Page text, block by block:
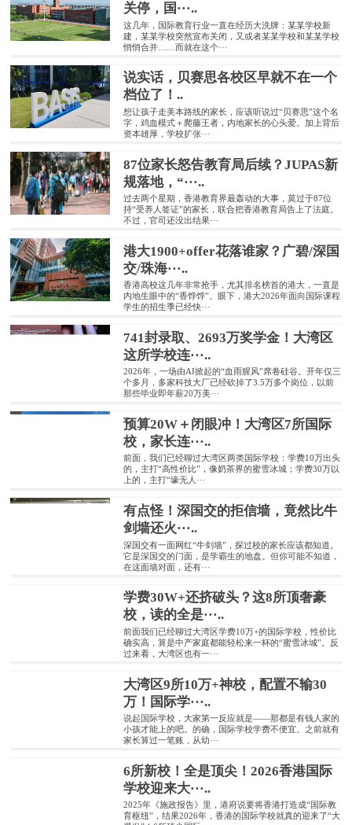
关停，国···..
这几年，国际教育行业一直在经历大洗牌：某某学校新
建，某某学校突然宣布关闭，又或者某某学校和某某学校
悄悄合并……而就在这个···
说实话，贝赛思各校区早就不在一个
档位了！..
想让孩子走美本路线的家长，应该听说过“贝赛思”这个名
字，鸡血模式＋爬藤王者，内地家长的心头爱。加上背后
资本雄厚，学校扩张···
87位家长怒告教育局后续？JUPAS新
规落地，“···..
过去两个星期，香港教育界最轰动的大事，莫过于87位
持“受养人签证”的家长，联合把香港教育局告上了法庭。
不过，官司还没出结果···
港大1900+offer花落谁家？广碧/深国
交/珠海···..
香港高校这几年非常抢手，尤其排名榜首的港大，一直是
内地生眼中的“香饽饽”。眼下，港大2026年面向国际课程
学生的招生季已经快···
741封录取、2693万奖学金！大湾区
这所学校连···..
2026年，一场由AI掀起的“血雨腥风”席卷硅谷。开年仅三
个多月，多家科技大厂已经砍掉了3.5万多个岗位，以前
那些毕业即年薪20万美···
预算20W＋闭眼冲！大湾区7所国际
校，家长连···..
前面，我们已经聊过大湾区两类国际学校：学费10万出头
的，主打“高性价比”，像奶茶界的蜜雪冰城；学费30万以
上的，主打“壕无人···
有点怪！深国交的拒信墙，竟然比牛
剑墙还火···..
深国交有一面网红“牛剑墙”，探过校的家长应该都知道。
它是深国交的门面，是学霸生的地盘。但你可能不知道，
在这面墙对面，还有···
学费30W+还挤破头？这8所顶奢豪
校，读的全是···..
前面我们已经聊过大湾区学费10万+的国际学校，性价比
确实高，算是中产家庭都能轻松来一杯的“蜜雪冰城”。反
过来看，大湾区也有一···
大湾区9所10万+神校，配置不输30
万！国际学···..
说起国际学校，大家第一反应就是——那都是有钱人家的
小孩才能上的吧。的确，国际学校学费不便宜。之前就有
家长算过一笔账，从幼···
6所新校！全是顶尖！2026香港国际
学校迎来大···..
2025年《施政报告》里，港府说要将香港打造成“国际教
育枢纽”，结果2026年，香港的国际学校就真的迎来了“大